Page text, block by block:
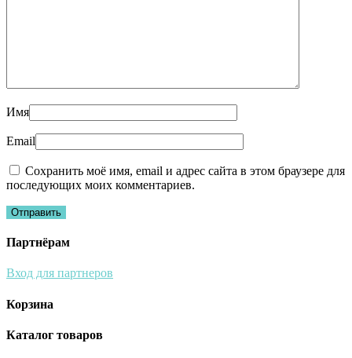
Имя
Email
Сохранить моё имя, email и адрес сайта в этом браузере для
последующих моих комментариев.
Партнёрам
Вход для партнеров
Корзина
Каталог товаров